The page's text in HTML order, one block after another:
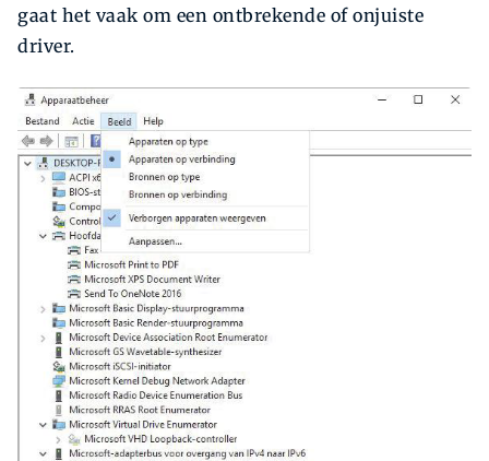
gaat het vaak om een ontbrekende of onjuiste
driver.